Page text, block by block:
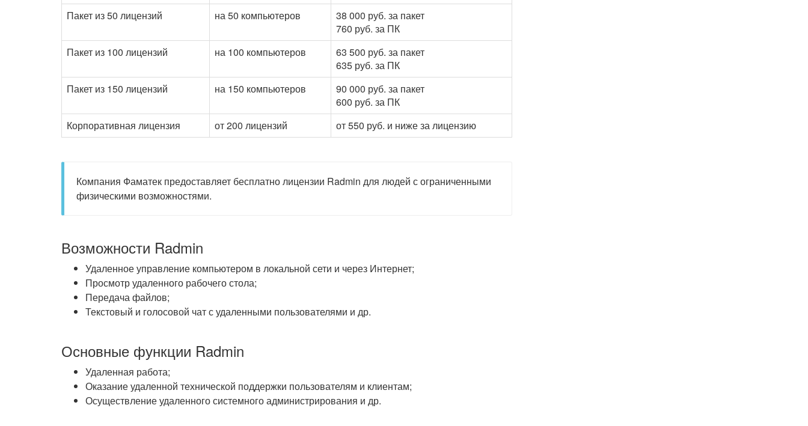
Пакет из 50 лицензий
на 50 компьютеров
38 000 руб. за пакет
760 руб. за ПК
Пакет из 100 лицензий
на 100 компьютеров
63 500 руб. за пакет
635 руб. за ПК
Пакет из 150 лицензий
на 150 компьютеров
90 000 руб. за пакет
600 руб. за ПК
Корпоративная лицензия
от 200 лицензий от 550 руб. и ниже за лицензию
Компания Фаматек предоставляет бесплатно лицензии Radmin для людей с ограниченными
физическими возможностями.
Возможности Radmin
Удаленное управление компьютером в локальной сети и через Интернет;
Просмотр удаленного рабочего стола;
Передача файлов;
Текстовый и голосовой чат с удаленными пользователями и др.
Основные функции Radmin
Удаленная работа;
Оказание удаленной технической поддержки пользователям и клиентам;
Осуществление удаленного системного администрирования и др.